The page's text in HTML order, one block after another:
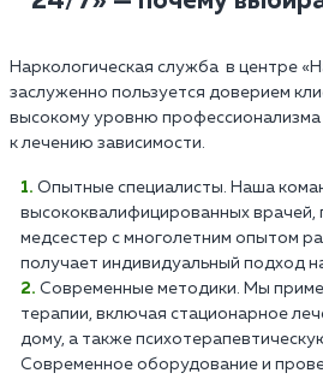
Наркологическая служба в центре
заслуженно пользуется доверием
высокому уровню
к лечению зависимости.
Опытные специалисты. Наша
высококвалифицированных врачей,
медсестер с многолетним опытом
получает индивидуальный подход
Современные методики. Мы
терапии, включая стационарное
дому, а также
Современное оборудование и